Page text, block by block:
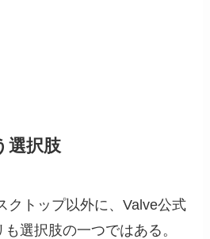
選択肢
クトップ以外に、Valve公式
も選択肢の一つではある。